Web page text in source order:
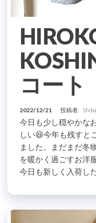
コート
2022/12/21 投稿者:
今日も少し穏やかな
しい😆今年も残すと
ました。まだまだ冬
を暖かく過ごすお洋
今日も新しく入荷し